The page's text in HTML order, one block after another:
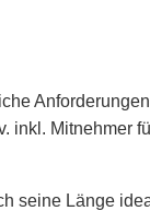
Mitnehmer
seine Länge